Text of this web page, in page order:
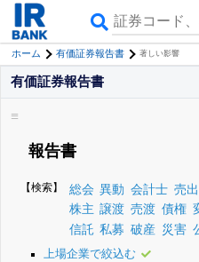
ホーム 有価証券報告書 著しい影響
有価証券報告書
報告書
【検索】 総会 異動 会計士 売出
株主 譲渡 売渡 債権
信託 私募 破産 災害
上場企業で絞込む